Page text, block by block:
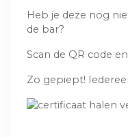
Heb je deze nog
de bar?
Scan de QR code
Zo gepiept!